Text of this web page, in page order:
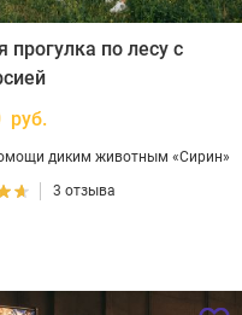
прогулка по лесу с
руб.
диким животным «Сирин»
3 отзыва